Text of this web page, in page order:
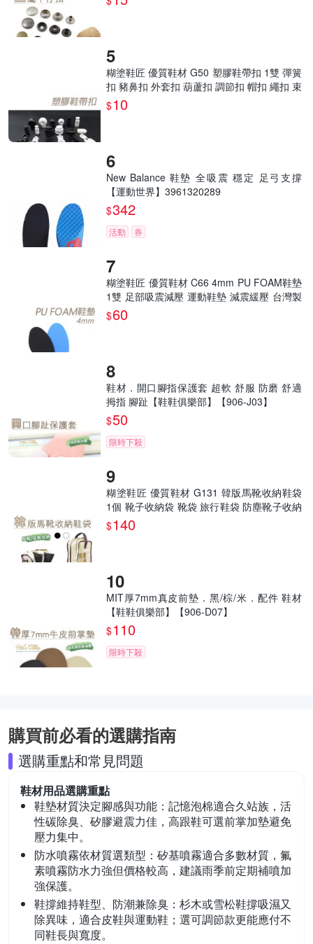
糊塗鞋匠 優質鞋材 G50 塑膠鞋帶扣 1雙 彈簧
扣 豬鼻扣 外套扣 葫蘆扣 調節扣 帽扣 繩扣 束
口繩扣
$10
New Balance 鞋墊 全吸震 穩定 足弓支撐
【運動世界】3961320289
$342
活動 券
糊塗鞋匠 優質鞋材 C66 4mm PU FOAM鞋墊
1雙 足部吸震減壓 運動鞋墊 減震緩壓 台灣製
造
$60
鞋材．開口腳指保護套 超軟 舒服 防磨 舒適
拇指 腳趾【鞋鞋俱樂部】【906-J03】
$50
限時下殺
糊塗鞋匠 優質鞋材 G131 韓版馬靴收納鞋袋
1個 靴子收納袋 靴袋 旅行鞋袋 防塵靴子收納
袋
$140
MIT厚7mm真皮前墊．黑/棕/米．配件 鞋材
【鞋鞋俱樂部】【906-D07】
$110
限時下殺
購買前必看的選購指南
選購重點和常見問題
鞋材用品選購重點
鞋墊材質決定腳感與功能： 記憶泡棉適合久站族，活
性碳除臭、矽膠避震力佳，高跟鞋可選前掌加墊避免
壓力集中。
防水噴霧依材質選類型： 矽基噴霧適合多數材質，氟
素噴霧防水力強但價格較高，建議雨季前定期補噴加
強保護。
鞋撐維持鞋型、防潮兼除臭： 杉木或雪松鞋撐吸濕又
除異味，適合皮鞋與運動鞋；選可調節款更能應付不
同鞋長與寬度。